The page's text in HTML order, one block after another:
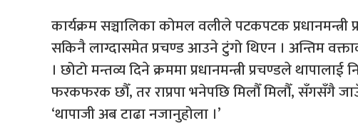
कार्यक्रम सञ्चालिका कोमल वलीले पटकपटक
सकिनै लाग्दासमेत प्रचण्ड आउने टुंगो थिएन । अन्तिम
। छोटो मन्तव्य दिने क्रममा प्रधानमन्त्री प्रचण्डले
फरकफरक छौँ, तर राप्रपा भनेपछि मिलौँ मिलौँ, सँगसँगै
‘थापाजी अब टाढा नजानुहोला ।’